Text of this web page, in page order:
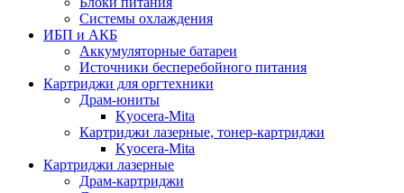
Системы охлаждения
ИБП и АКБ
Аккумуляторные батареи
Источники бесперебойного питания
Картриджи для оргтехники
Драм-юниты
Kyocera-Mita
Картриджи лазерные, тонер-картриджи
Kyocera-Mita
Картриджи лазерные
Драм-картриджи